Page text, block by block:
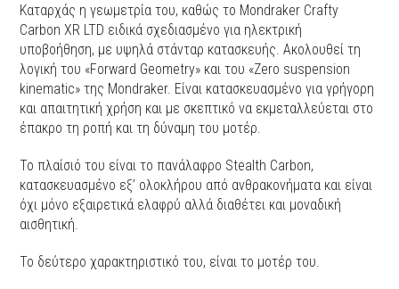
Καταρχάς η γεωμετρία του, καθώς το Mondraker Crafty
Carbon XR LTD ειδικά σχεδιασμένο για ηλεκτρική
υποβοήθηση, με υψηλά στάνταρ κατασκευής. Aκολουθεί τη
λογική του «Forward Geometry» και του «Zero suspension
kinematic» της Μοndraker. Είναι κατασκευασμένο για γρήγορη
και απαιτητική χρήση και με σκεπτικό να εκμεταλλεύεται στο
έπακρο τη ροπή και τη δύναμη του μοτέρ.
Το πλαίσιό του είναι το πανάλαφρο Stealth Carbon,
κατασκευασμένο εξ’ ολοκλήρου από ανθρακονήματα και είναι
όχι μόνο εξαιρετικά ελαφρύ αλλά διαθέτει και μοναδική
αισθητική.
Το δεύτερο χαρακτηριστικό του, είναι το μοτέρ του.